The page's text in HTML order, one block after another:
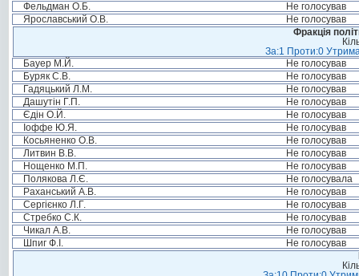
Фельдман О.Б.
Не голосував
Ярославський О.В.
Не голосував
Фракція
За:1 Проти:0
Бауер М.Й.
Не голосував
Буряк С.В.
Не голосував
Гадяцький Л.М.
Не голосував
Дашутін Г.П.
Не голосував
Єдін О.Й.
Не голосував
Іоффе Ю.Я.
Не голосував
Косьяненко О.В.
Не голосував
Литвин В.В.
Не голосував
Нощенко М.П.
Не голосував
Полякова Л.Є.
Не голосувала
Раханський А.В.
Не голосував
Сергієнко Л.Г.
Не голосував
Стребко С.К.
Не голосував
Чикал А.В.
Не голосував
Шпиг Ф.І.
Не голосував